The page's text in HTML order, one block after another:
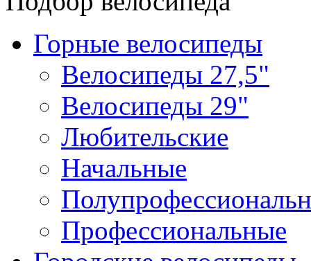
Горные велосипеды
Велосипеды 27,5"
Велосипеды 29"
Любительские
Начальные
Профессиональные